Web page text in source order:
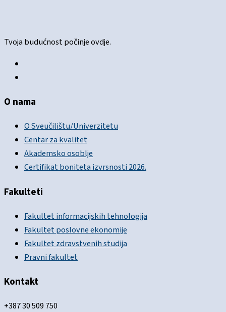
Tvoja budućnost počinje ovdje.
O nama
O Sveučilištu/Univerzitetu
Centar za kvalitet
Akademsko osoblje
Certifikat boniteta izvrsnosti 2026.
Fakulteti
Fakultet informacijskih tehnologija
Fakultet poslovne ekonomije
Fakultet zdravstvenih studija
Pravni fakultet
Kontakt
+387 30 509 750